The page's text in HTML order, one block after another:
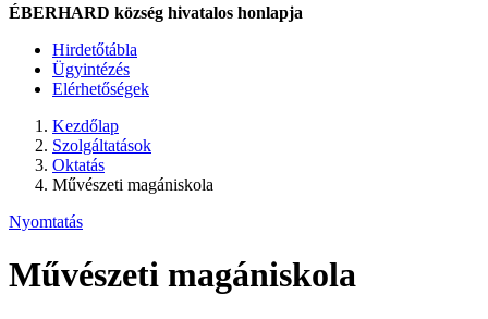
ÉBERHARD község hivatalos honlapja
Hirdetőtábla
Ügyintézés
Elérhetőségek
Kezdőlap
Szolgáltatások
Oktatás
Művészeti magániskola
Nyomtatás
Művészeti magániskola